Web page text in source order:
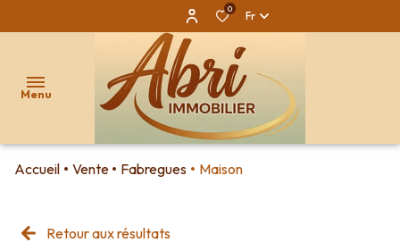
0
Fr
Menu
biens à
maisons/villas
qui
Accueil Vente Fabregues Maison
Retour aux résultats